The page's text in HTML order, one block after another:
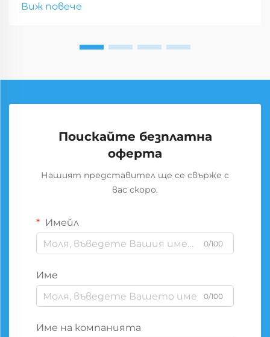
Виж повече
Поискайте безплатна
оферта
Нашият представител ще се свърже с
вас скоро.
Имейл
0/100
Име
0/100
Име на компанията